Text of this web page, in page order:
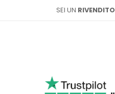
SEI UN